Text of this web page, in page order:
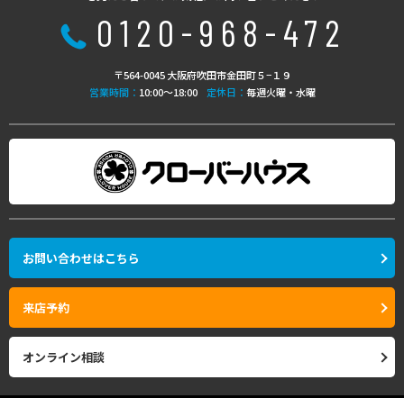
0120-968-472
〒564-0045 大阪府吹田市金田町５−１９
営業時間： 10:00〜18:00 定休日： 毎週火曜・水曜
お問い合わせはこちら
来店予約
オンライン相談